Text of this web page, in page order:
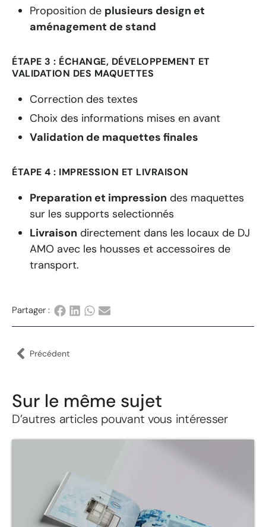
Proposition de plusieurs design et
aménagement de stand
ÉTAPE 3 : ÉCHANGE, DÉVELOPPEMENT ET
VALIDATION DES MAQUETTES
Correction des textes
Choix des informations mises en avant
Validation de maquettes finales
ÉTAPE 4 : IMPRESSION ET LIVRAISON
Preparation et impression des maquettes
sur les supports selectionnés
Livraison directement dans les locaux de DJ
AMO avec les housses et accessoires de
transport.
Partager :
Précédent
Sur le même sujet
D’autres articles pouvant vous intéresser